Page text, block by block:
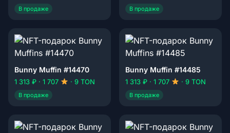
В продаже В продаже
Bunny Muffin #14470
1 313 ₽ · 1 707 · 9 TON
В продаже
Bunny Muffin #14485
1 313 ₽ · 1 707 · 9 TON
В продаже